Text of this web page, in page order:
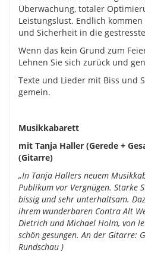
Überwachung, totaler
Leistungslust. Endlich
und Sicherheit in die
Wenn das kein Grund zum
Lehnen Sie sich zurück und
Texte und Lieder mit Biss und
gemein.
Musikkabarett
mit Tanja Haller (Gerede +
(Gitarre)
„In Tanja Hallers neuem
Publikum vor Vergnügen. Starke
bissig und sehr unterhaltsam.
ihrem wunderbaren Contra Alt
Dietrich und Michael Holm, von
schön gesungen. An der Gitarre:
Rundschau )